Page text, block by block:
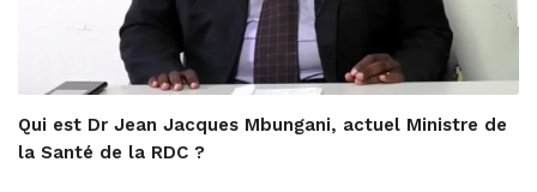
Qui est Dr Jean Jacques Mbungani, actuel Ministre de
la Santé de la RDC ?